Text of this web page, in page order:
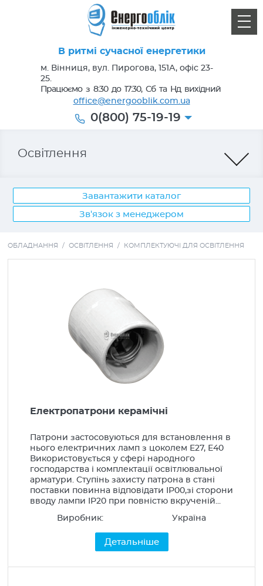
В ритмі сучасної енергетики
м. Вінниця, вул. Пирогова, 151А, офіс 23-
25.
Працюємо з 8:30 до 17:30, Сб та Нд вихідний
office@energooblik.com.ua
0(800) 75-19-19
Освітлення
Завантажити каталог
Зв'язок з менеджером
Лічильники електроенергії
Кабель, провід
Низьковольтне обладнання
Шафи електротехнічні
Компенсація реактивної енергії
Генератори, стабілізатори
Світильники
Комплектуючі для освітлення
Побутова інсталяція
Прилади опалення
Альтернативна енергетика
ОБЛАДНАННЯ / ОСВІТЛЕННЯ / КОМПЛЕКТУЮЧІ ДЛЯ ОСВІТЛЕННЯ
Електропатрони керамічні
Патрони застосовуються для встановлення в
нього електричних ламп з цоколем Е27, Е40
Використовується у сфері народного
господарства і комплектації освітлювальної
арматури. Ступінь захисту патрона в стані
поставки повинна відповідати ІР00,зі сторони
вводу лампи IР20 при повністю вкрученій...
Виробник: Україна
Детальніше